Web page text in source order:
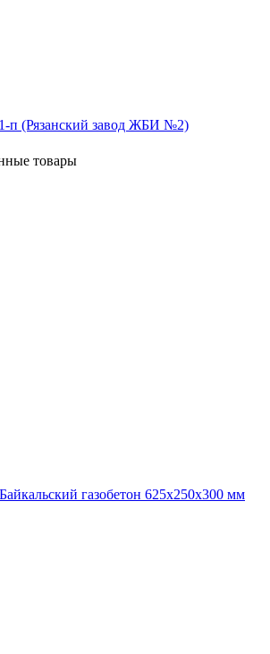
п (Рязанский завод ЖБИ №2)
товары
газобетон 625х250х300 мм